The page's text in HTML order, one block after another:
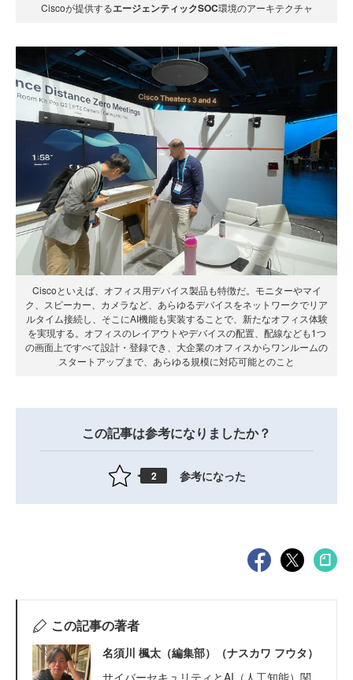
Ciscoが提供するエージェンティックSOC環境のアーキテクチャ
Ciscoといえば、オフィス用デバイス製品も特徴だ。モニターやマイ
ク、スピーカー、カメラなど、あらゆるデバイスをネットワークでリア
ルタイム接続し、そこにAI機能も実装することで、新たなオフィス体験
を実現する。オフィスのレイアウトやデバイスの配置、配線なども1つ
の画面上ですべて設計・登録でき、大企業のオフィスからワンルームの
スタートアップまで、あらゆる規模に対応可能とのこと
この記事は参考になりましたか？
2 参考になった
この記事の著者
名須川 楓太（編集部）（ナスカワ フウタ）